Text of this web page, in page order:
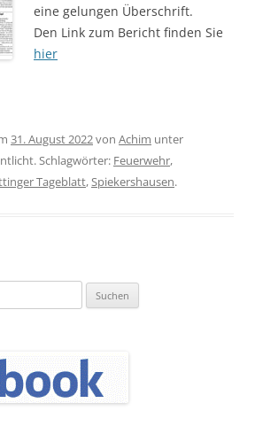
eine gelungen Überschrift.
Den Link zum Bericht finden Sie
hier
31. August 2022von Achim unter
Schlagwörter: Feuerwehr,
Tageblatt,Spiekershausen.